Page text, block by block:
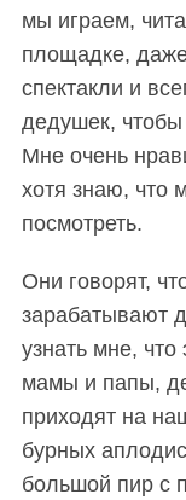
мы играем,
площадке, даже
спектакли и
дедушек, чтобы
Мне очень
хотя знаю, что
посмотреть.
Они говорят,
зарабатывают
узнать мне,
мамы и папы,
приходят на
бурных
большой пир с